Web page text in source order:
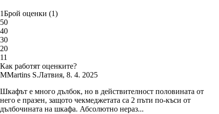
1Брой оценки (1)
50
40
30
20
11
Как работят оценките?
MMartins S.Латвия, 8. 4. 2025
Шкафът е много дълбок, но в действителност половината от
него е празен, защото чекмеджетата са 2 пъти по-къси от
дълбочината на шкафа. Абсолютно нераз...